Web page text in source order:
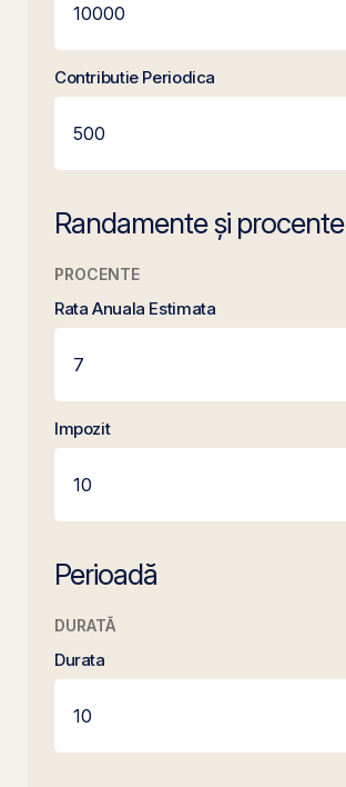
Contributie Periodica
Randamente și procente
PROCENTE
Rata Anuala Estimata
Impozit
Perioadă
DURATĂ
Durata